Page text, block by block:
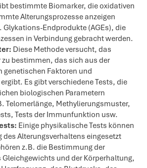
bestimmte Biomarker, die oxidativen
Alterungsprozesse anzeigen
Glykations-Endprodukte (AGEs), die
in Verbindung gebracht werden.
Diese Methode versucht, das
bestimmen, das sich aus der
genetischen Faktoren und
Es gibt verschiedene Tests, die
biologischen Parametern
Telomerlänge, Methylierungsmuster,
Tests der Immunfunktion usw.
Einige physikalische Tests können
des Alterungsverhaltens eingesetzt
z.B. die Bestimmung der
und der Körperhaltung,